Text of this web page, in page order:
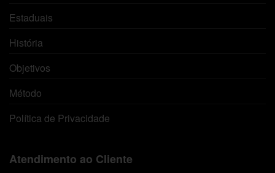
Estaduais
História
Objetivos
Método
Política de Privacidade
Atendimento ao Cliente